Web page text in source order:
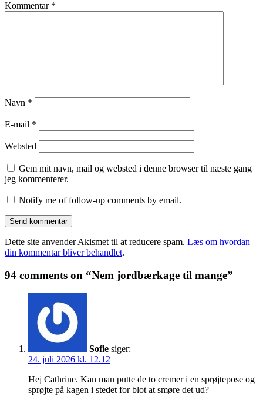
Kommentar *
Navn *
E-mail *
Websted
Gem mit navn, mail og websted i denne browser til næste gang
jeg kommenterer.
Notify me of follow-up comments by email.
Dette site anvender Akismet til at reducere spam. Læs om hvordan
din kommentar bliver behandlet.
94 comments on “Nem jordbærkage til mange”
Sofie siger:
24. juli 2026 kl. 12.12
Hej Cathrine. Kan man putte de to cremer i en sprøjtepose og
sprøjte på kagen i stedet for blot at smøre det ud?